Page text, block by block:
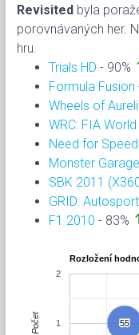
Revisited byla
porovnávaných her.
hru.
Trials HD - 90%
Formula Fusion
Wheels of
WRC: FIA
Need for
Monster Garage
SBK 2011
GRID: Autosport
F1 2010 - 83%
Rozložení
55
55
1
2
Počet